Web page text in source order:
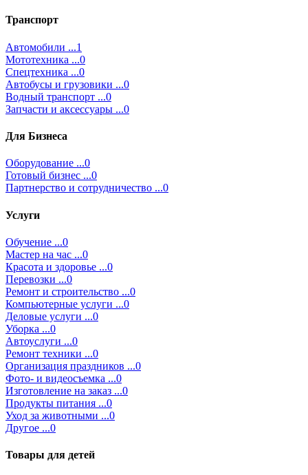
Транспорт
Автомобили ...1
Мототехника ...0
Спецтехника ...0
Автобусы и грузовики ...0
Водный транспорт ...0
Запчасти и аксессуары ...0
Для Бизнеса
Оборудование ...0
Готовый бизнес ...0
Партнерство и сотрудничество ...0
Услуги
Обучение ...0
Мастер на час ...0
Красота и здоровье ...0
Перевозки ...0
Ремонт и строительство ...0
Компьютерные услуги ...0
Деловые услуги ...0
Уборка ...0
Автоуслуги ...0
Ремонт техники ...0
Организация праздников ...0
Фото- и видеосъемка ...0
Изготовление на заказ ...0
Продукты питания ...0
Уход за животными ...0
Другое ...0
Товары для детей